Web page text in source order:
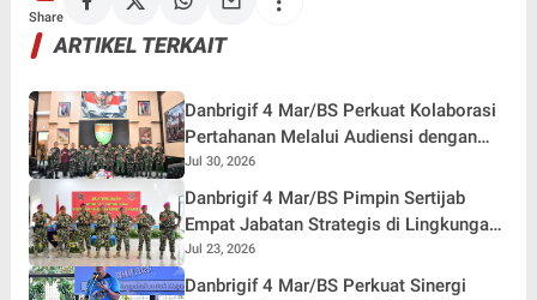
Share
ARTIKEL TERKAIT
Danbrigif 4 Mar/BS Perkuat Kolaborasi
Pertahanan Melalui Audiensi dengan
Pangdam XXI/RI
Jul 30, 2026
Danbrigif 4 Mar/BS Pimpin Sertijab
Empat Jabatan Strategis di Lingkungan
Brigif 4 Mar/BS
Jul 23, 2026
Danbrigif 4 Mar/BS Perkuat Sinergi